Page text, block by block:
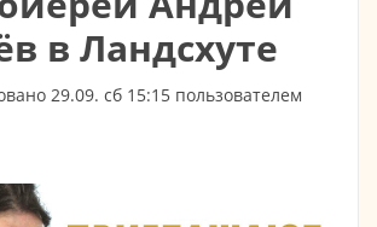
в Ландсхуте
29.09. сб 15:15 пользователем